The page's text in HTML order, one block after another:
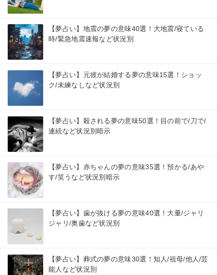
【夢占い】地震の夢の意味40選！大地震/寝ている
時/緊急地震速報など状況別
【夢占い】元彼が結婚する夢の意味15選！ショッ
ク/未練なしなど状況別
【夢占い】殺される夢の意味50選！目の前で/刀で/
連続など状況別暗示
【夢占い】赤ちゃんの夢の意味35選！預かる/あや
す/笑うなど状況別暗示
【夢占い】歯が抜ける夢の意味40選！大量/ジャリ
ジャリ/奥歯など状況別
【夢占い】葬式の夢の意味30選！知人/祖母/他人/芸
能人など状況別